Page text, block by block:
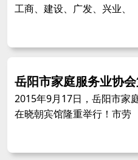
工商、建设、广发、兴业、
岳阳市家庭服务业协
2015年9月17日，岳阳市家
在晓朝宾馆隆重举行！市劳